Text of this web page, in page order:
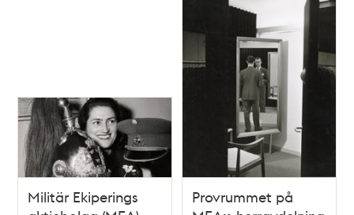
Militär Ekiperings
Provrummet på